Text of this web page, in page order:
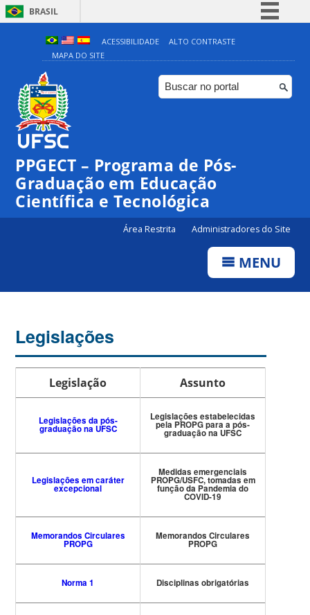
BRASIL
Simplifique!
Comunica BR
Participe
ACESSIBILIDADE
ALTO CONTRASTE
MAPA DO SITE
PPGECT – Programa de Pós-
Graduação em Educação
Científica e Tecnológica
Área Restrita Administradores do Site
MENU
Legislações
Legislação Assunto
Legislações da pós-
graduação na UFSC
Legislações estabelecidas
pela PROPG para a pós-
graduação na UFSC
Legislações em caráter
excepcional
Medidas emergenciais
PROPG/USFC, tomadas em
função da Pandemia do
COVID-19
Memorandos Circulares
PROPG
Memorandos Circulares
PROPG
Norma 1 Disciplinas obrigatórias